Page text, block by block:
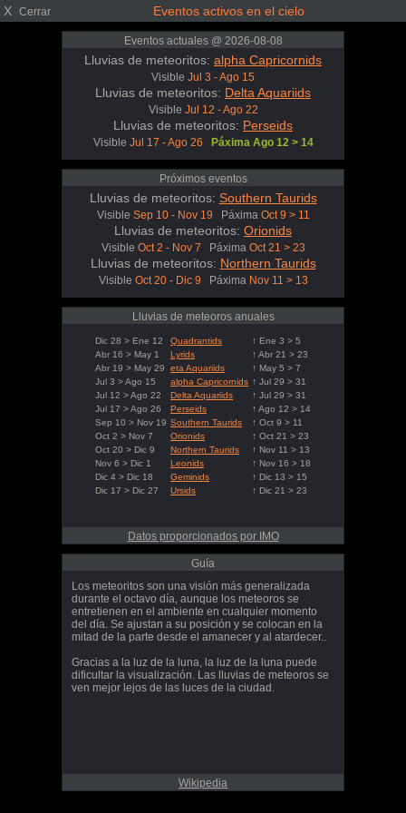
X Cerrar Eventos activos en el cielo
Eventos actuales @ 2026-08-08
Lluvias de meteoritos: alpha Capricornids
Visible Jul 3 - Ago 15
Lluvias de meteoritos: Delta Aquariids
Visible Jul 12 - Ago 22
Lluvias de meteoritos: Perseids
Visible Jul 17 - Ago 26 Páxima Ago 12 > 14
Próximos eventos
Lluvias de meteoritos: Southern Taurids
Visible Sep 10 - Nov 19 Páxima Oct 9 > 11
Lluvias de meteoritos: Orionids
Visible Oct 2 - Nov 7 Páxima Oct 21 > 23
Lluvias de meteoritos: Northern Taurids
Visible Oct 20 - Dic 9 Páxima Nov 11 > 13
Lluvias de meteoros anuales
Dic 28 > Ene 12 Quadrantids
↑ Ene 3 > 5
Abr 16 > May 1
Lyrids
↑ Abr 21 > 23
Abr 19 > May 29
eta Aquariids
↑ May 5 > 7
Jul 3 > Ago 15
alpha Capricornids ↑ Jul 29 > 31
Jul 12 > Ago 22
Delta Aquariids
↑ Jul 29 > 31
Jul 17 > Ago 26
Perseids
↑ Ago 12 > 14
Sep 10 > Nov 19 Southern Taurids
↑ Oct 9 > 11
Oct 2 > Nov 7
Orionids
↑ Oct 21 > 23
Oct 20 > Dic 9
Northern Taurids
↑ Nov 11 > 13
Nov 6 > Dic 1
Leonids
↑ Nov 16 > 18
Dic 4 > Dic 18
Geminids
↑ Dic 13 > 15
Dic 17 > Dic 27
Ursids ↑ Dic 21 > 23
Datos proporcionados por IMO
Guía
Los meteoritos son una visión más generalizada
durante el octavo día, aunque los meteoros se
entretienen en el ambiente en cualquier momento
del día. Se ajustan a su posición y se colocan en la
mitad de la parte desde el amanecer y al atardecer..
Gracias a la luz de la luna, la luz de la luna puede
dificultar la visualización. Las lluvias de meteoros se
ven mejor lejos de las luces de la ciudad.
Wikipedia